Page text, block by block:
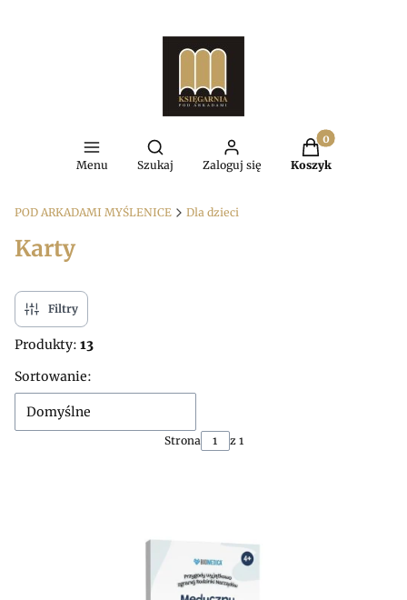
Menu
Otwórz wyszukiwarkę
Szukaj Zaloguj się
Produkty w
Koszyk
POD ARKADAMI MYŚLENICE Dla dzieci
Karty
Filtry
Produkty: 13
Lista produktów
Sortowanie:
Domyślne
Strona z 1